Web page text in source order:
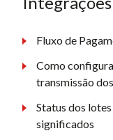
Fluxo de
Como
transmissão
Status dos
significados